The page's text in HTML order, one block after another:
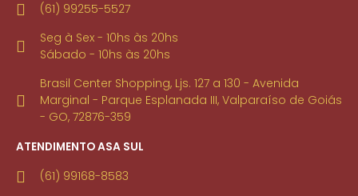
(61) 99255-5527
Seg à Sex - 10hs às 20hs
Sábado - 10hs às 20hs
Brasil Center Shopping, Ljs. 127 a 130 - Avenida
Marginal - Parque Esplanada III, Valparaíso de Goiás
- GO, 72876-359
ATENDIMENTO ASA SUL
(61) 99168-8583